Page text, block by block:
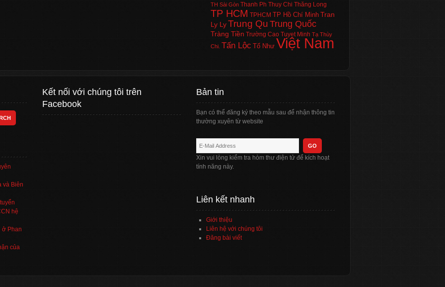
TH Sài Gòn Thanh Ph Thuy Chi Thăng Long
TP HCM TPHCM TP Hồ Chí Minh Tran
Ly LyTrung Qu Trung Quốc
Tràng Tiền Trường Cao Tuyet Minh Tạ Thùy
Chi. Tấn Lộc Tố Như Việt Nam
và Biên
hệ
ở Phan
của
Kết nối với chúng tôi trên
Facebook
Bản tin
Bạn có thể đăng ký theo mẫu sau để nhận thông tin
thường xuyên từ website
Xin vui lòng kiểm tra hòm thư điện tử để kích hoạt
tính năng này.
Liên kết nhanh
Giới thiệu
Liên hệ với chúng tôi
Đăng bài viết